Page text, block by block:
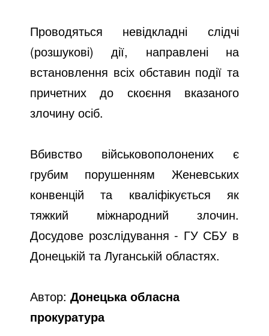
Проводяться невідкладні слідчі
(розшукові) дії, направлені на
встановлення всіх обставин події та
причетних до скоєння вказаного
злочину осіб.
Вбивство військовополонених є
грубим порушенням Женевських
конвенцій та кваліфікується як
тяжкий міжнародний злочин.
Досудове розслідування - ГУ СБУ в
Донецькій та Луганській областях.
Автор:Донецька обласна
прокуратура